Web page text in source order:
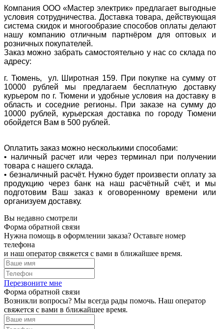
Компания ООО «Мастер электрик» предлагает выгодные
условия сотрудничества. Доставка товара, действующая
система скидок и многообразие способов оплаты делают
нашу компанию отличным партнёром для оптовых и
розничных покупателей.
Заказ можно забрать самостоятельно у нас со склада по
адресу:
г. Тюмень, ул. Широтная 159. При покупке на сумму от
10000 рублей мы предлагаем бесплатную доставку
курьером по г. Тюмени и удобные условия на доставку в
область и соседние регионы. При заказе на сумму до
10000 рублей, курьерская доставка по городу Тюмени
обойдется Вам в 500 рублей.
Оплатить заказ можно несколькими способами:
• наличный расчет или через терминал при получении
товара с нашего склада.
• безналичный расчёт. Нужно будет произвести оплату за
продукцию через банк на наш расчётный счёт, и мы
подготовим Ваш заказ к оговоренному времени или
организуем доставку.
Вы недавно смотрели
Форма обратной связи
Нужна помощь в оформлении заказа? Оставьте номер
телефона
и наш оператор свяжется с вами в ближайшее время.
Перезвоните мне
Форма обратной связи
Возникли вопросы? Мы всегда рады помочь. Наш оператор
свяжется с вами в ближайшее время.